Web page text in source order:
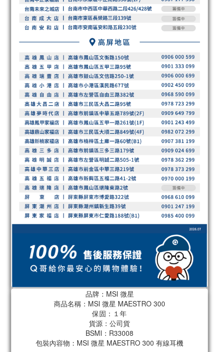
品牌：MSI 微星
商品名稱：MSI 微星 MAESTRO 300
保固：１年
貨源：公司貨
BSMI：R33008
包裝內容物：MSI 微星 MAESTRO 300 有線耳機